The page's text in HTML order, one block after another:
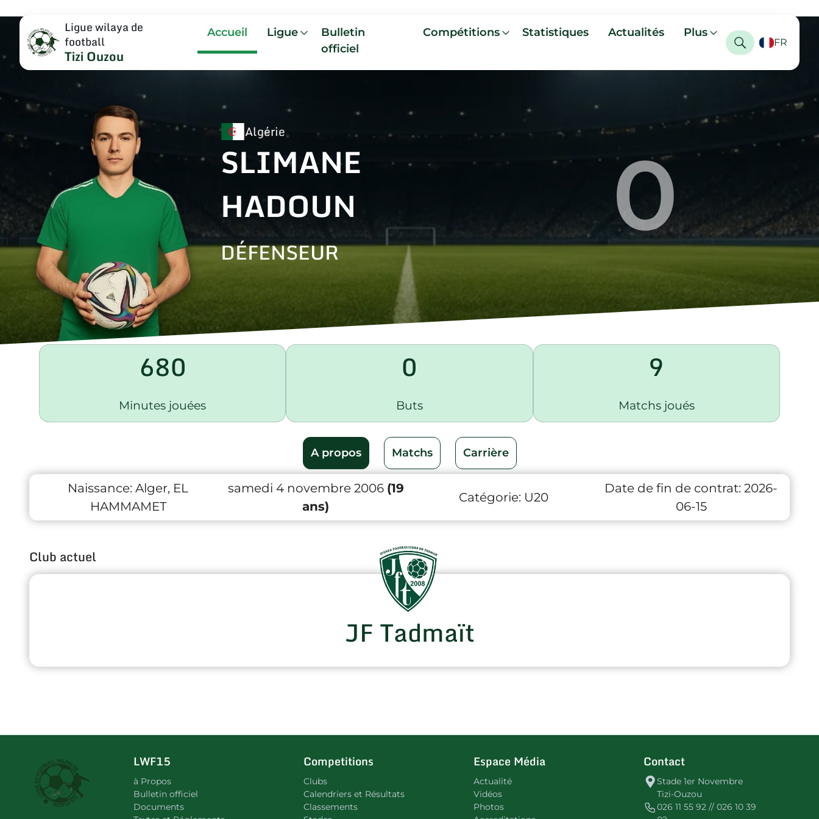
Ligue wilaya de
football
Tizi Ouzou
Accueil Ligue
Bulletin
officiel
Compétitions Statistiques Actualités Plus
FR
Algérie
SLIMANE
HADOUN
DÉFENSEUR 0
680
Minutes jouées
0
Buts
9
Matchs joués
A propos Matchs Carrière
Naissance: Alger, EL
HAMMAMET
samedi 4 novembre 2006 (19
ans)
Catégorie: U20
Date de fin de contrat: 2026-
06-15
Club actuel
JF Tadmaït
LWF15
à Propos
Bulletin officiel
Documents
Competitions
Clubs
Calendriers et Résultats
Classements
Espace Média
Actualité
Vidéos
Photos
Contact
Stade 1er Novembre
Tizi-Ouzou
026 11 55 92 // 026 10 39